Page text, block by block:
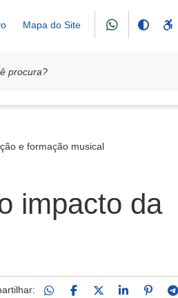
Mapa do Site
e formação musical
impacto da